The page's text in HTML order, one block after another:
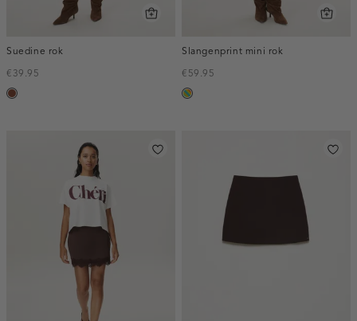
Suedine rok
€39.95
cognac
Slangenprint mini rok
€59.95
meerkleurig